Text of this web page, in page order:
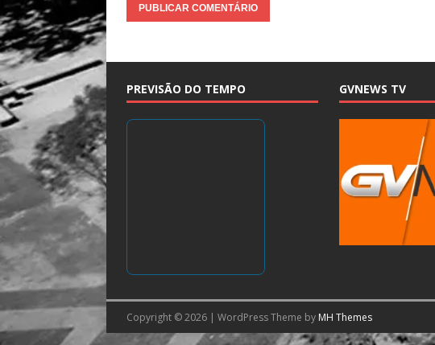
PREVISÃO DO TEMPO GVNEWS TV
Copyright © 2026 | WordPress Theme by MH Themes